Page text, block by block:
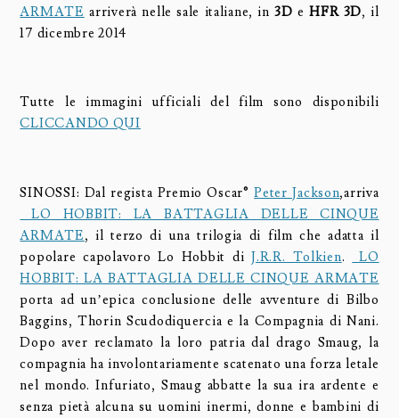
ARMATE arriverà nelle sale italiane, in3D eHFR 3D, il
17 dicembre 2014
Tutte le immagini ufficiali del film sono disponibili
CLICCANDO QUI
SINOSSI: Dal regista Premio Oscar®Peter Jackson,arriva
LO HOBBIT: LA BATTAGLIA DELLE CINQUE
ARMATE, il terzo di una trilogia di film che adatta il
popolare capolavoro Lo Hobbit diJ.R.R. Tolkien.
LO
HOBBIT: LA BATTAGLIA DELLE CINQUE ARMATE
porta ad un’epica conclusione delle avventure di Bilbo
Baggins, Thorin Scudodiquercia e la Compagnia di Nani.
Dopo aver reclamato la loro patria dal drago Smaug, la
compagnia ha involontariamente scatenato una forza letale
nel mondo. Infuriato, Smaug abbatte la sua ira ardente e
senza pietà alcuna su uomini inermi, donne e bambini di